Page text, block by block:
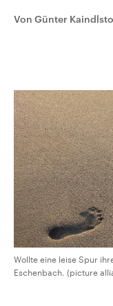
Von Günter
Wollte eine leise Spur
Eschenbach. (picture